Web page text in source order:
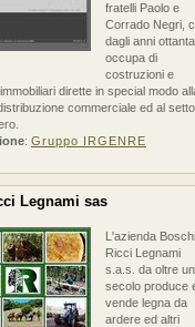
fratelli Paolo e
Corrado Negri,
dagli anni
occupa di
costruzioni e
dirette in special modo
commerciale ed al
: Gruppo IRGENRE
Legnami sas
L'azienda
Ricci Legnami
s.a.s. da oltre un
secolo produce
vende legna da
ardere ed altri